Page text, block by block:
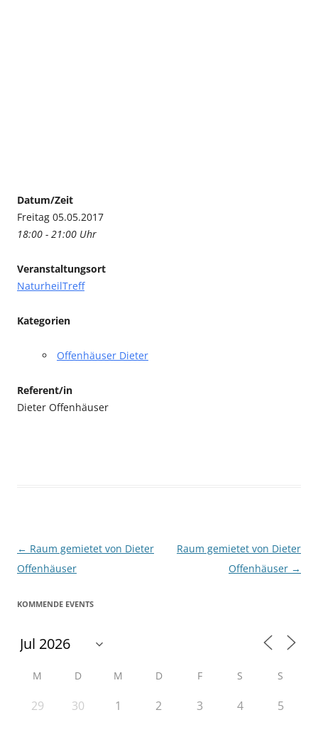
Datum/Zeit
Freitag 05.05.2017
18:00 - 21:00 Uhr
Veranstaltungsort
NaturheilTreff
Kategorien
Offenhäuser Dieter
Referent/in
Dieter Offenhäuser
Beitragsnavigation
← Raum gemietet von Dieter
Offenhäuser
Raum gemietet von Dieter
Offenhäuser →
KOMMENDE EVENTS
M D M D F S S
29 30 1 2 3 4 5